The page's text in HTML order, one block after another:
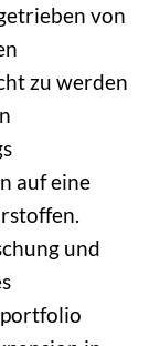
von
zu werden
auf eine
und